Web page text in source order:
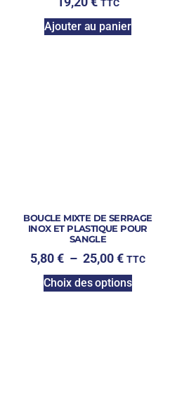
TTC
Ajouter au panier
BOUCLE MIXTE DE SERRAGE
INOX ET PLASTIQUE POUR
SANGLE
5,80€ – 25,00€ TTC
Choix des options